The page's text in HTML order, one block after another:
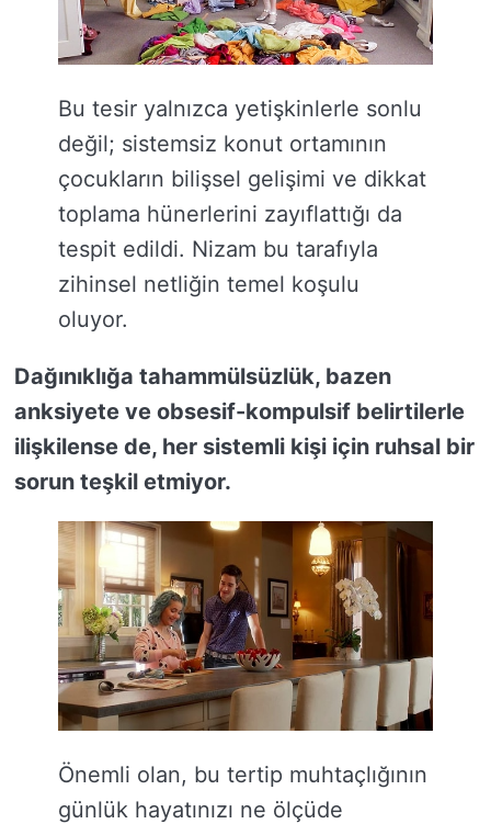
Bu tesir yalnızca yetişkinlerle sonlu
değil; sistemsiz konut ortamının
çocukların bilişsel gelişimi ve dikkat
toplama hünerlerini zayıflattığı da
tespit edildi. Nizam bu tarafıyla
zihinsel netliğin temel koşulu
oluyor.
Dağınıklığa tahammülsüzlük, bazen
anksiyete ve obsesif-kompulsif belirtilerle
ilişkilense de, her sistemli kişi için ruhsal bir
sorun teşkil etmiyor.
Önemli olan, bu tertip muhtaçlığının
günlük hayatınızı ne ölçüde